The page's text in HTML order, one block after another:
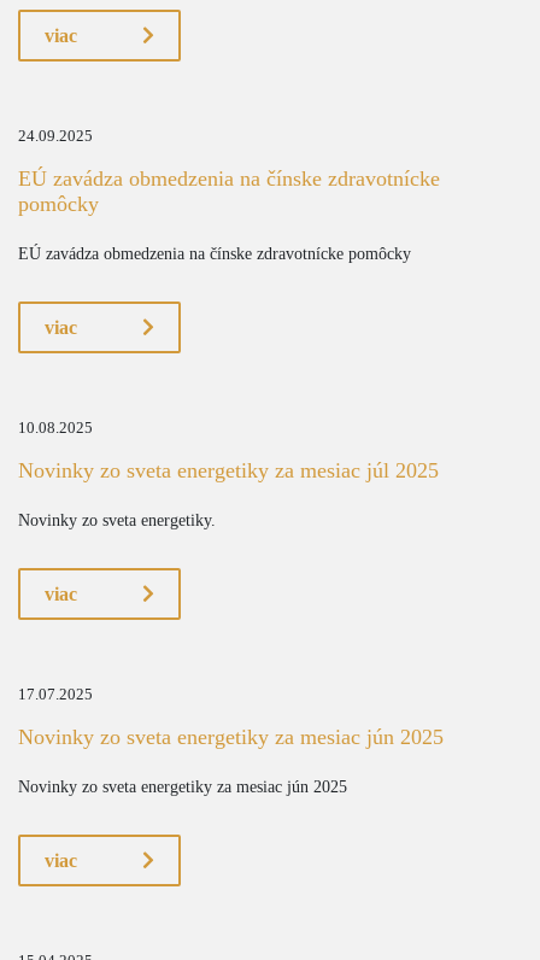
viac
24.09.2025
EÚ zavádza obmedzenia na čínske zdravotnícke
pomôcky
EÚ zavádza obmedzenia na čínske zdravotnícke pomôcky
viac
10.08.2025
Novinky zo sveta energetiky za mesiac júl 2025
Novinky zo sveta energetiky.
viac
17.07.2025
Novinky zo sveta energetiky za mesiac jún 2025
Novinky zo sveta energetiky za mesiac jún 2025
viac